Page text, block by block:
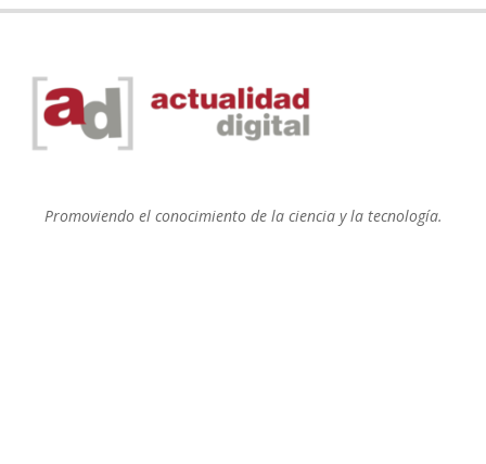
Promoviendo el conocimiento de la ciencia y la tecnología.